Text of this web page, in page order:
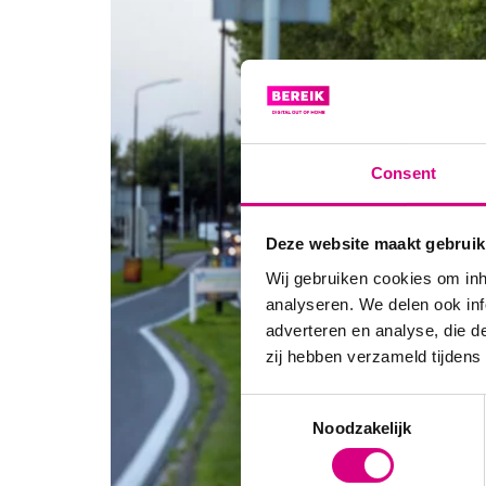
Consent
Deze website maakt
Wij gebruiken cookies om
analyseren. We delen ook
adverteren en analyse, die
zij hebben verzameld
Noodzakelijk